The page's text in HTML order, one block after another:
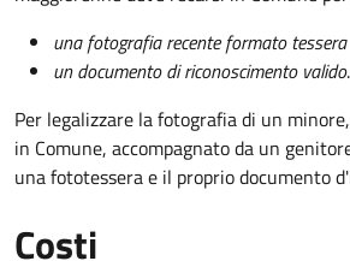
una fotografia recente formato tessera
un documento di riconoscimento valido.
Per legalizzare la fotografia di un
in Comune, accompagnato da un
una fototessera e il proprio documento
Costi